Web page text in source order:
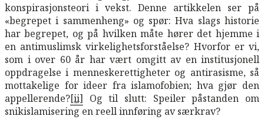
konspirasjonsteori i vekst. Denne artikkelen ser på
«begrepet i sammenheng» og spør: Hva slags historie
har begrepet, og på hvilken måte hører det hjemme i
en antimuslimsk virkelighetsforståelse? Hvorfor er vi,
som i over 60 år har vært omgitt av en institusjonell
oppdragelse i menneskerettigheter og antirasisme, så
mottakelige for ideer fra islamofobien; hva gjør den
appellerende?[ii] Og til slutt: Speiler påstanden om
snikislamisering en reell innføring av særkrav?